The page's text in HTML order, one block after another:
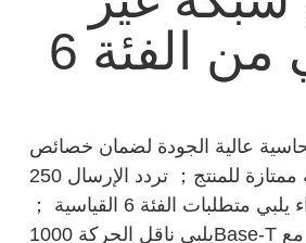
عالية الجودة لضمان خصائص
شد ومقاومة ممتازة للمنتج； تردد الإرسال 250
ميجاهرتز، الأداء يلبي متطلبات الفئة 6 القياسية ；
يلبي ناقل الحركة 1000Base-T وهو متوافق مع